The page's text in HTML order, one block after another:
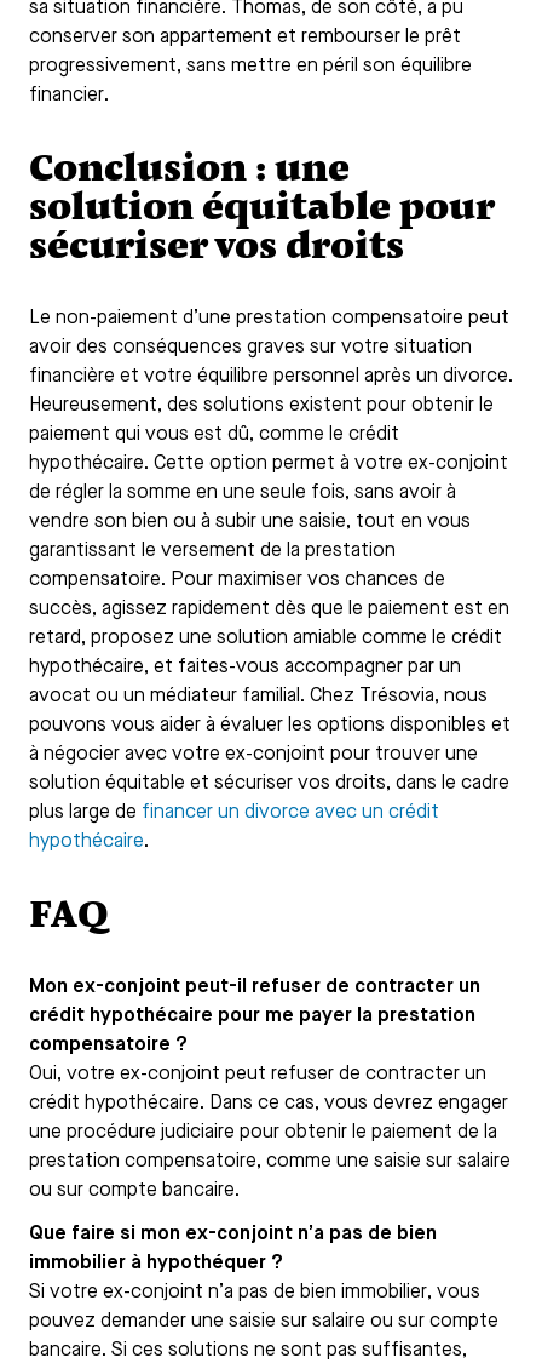
sa situation financière. Thomas, de son côté, a pu
conserver son appartement et rembourser le prêt
progressivement, sans mettre en péril son équilibre
financier.
Conclusion : une
solution équitable pour
sécuriser vos droits
Le non-paiement d’une prestation compensatoire peut
avoir des conséquences graves sur votre situation
financière et votre équilibre personnel après un divorce.
Heureusement, des solutions existent pour obtenir le
paiement qui vous est dû, comme le crédit
hypothécaire. Cette option permet à votre ex-conjoint
de régler la somme en une seule fois, sans avoir à
vendre son bien ou à subir une saisie, tout en vous
garantissant le versement de la prestation
compensatoire. Pour maximiser vos chances de
succès, agissez rapidement dès que le paiement est en
retard, proposez une solution amiable comme le crédit
hypothécaire, et faites-vous accompagner par un
avocat ou un médiateur familial. Chez Trésovia, nous
pouvons vous aider à évaluer les options disponibles et
à négocier avec votre ex-conjoint pour trouver une
solution équitable et sécuriser vos droits, dans le cadre
plus large de financer un divorce avec un crédit
hypothécaire.
FAQ
Mon ex-conjoint peut-il refuser de contracter un
crédit hypothécaire pour me payer la prestation
compensatoire ?
Oui, votre ex-conjoint peut refuser de contracter un
crédit hypothécaire. Dans ce cas, vous devrez engager
une procédure judiciaire pour obtenir le paiement de la
prestation compensatoire, comme une saisie sur salaire
ou sur compte bancaire.
Que faire si mon ex-conjoint n’a pas de bien
immobilier à hypothéquer ?
Si votre ex-conjoint n’a pas de bien immobilier, vous
pouvez demander une saisie sur salaire ou sur compte
bancaire. Si ces solutions ne sont pas suffisantes,